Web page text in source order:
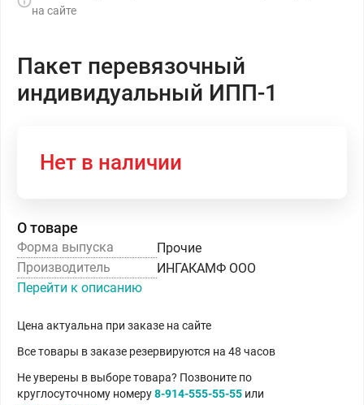
на сайте
Пакет перевязочный
индивидуальный ИПП-1
Нет в наличии
О товаре
Форма выпуска
Прочие
Производитель
ИНГАКАМФ ООО
Перейти к описанию
Цена актуальна при заказе на сайте
Все товары в заказе резервируются на 48 часов
Не уверены в выборе товара? Позвоните по
круглосуточному номеру8-914-555-55-55 или